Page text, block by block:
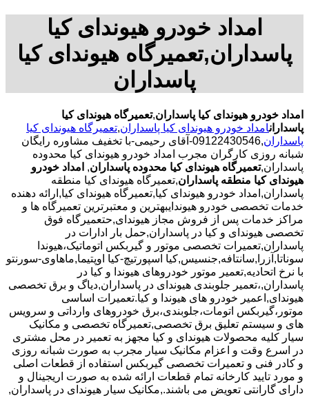
امداد خودرو هیوندای کیا
پاسداران,تعمیرگاه هیوندای کیا
پاسداران
امداد خودرو هیوندای کیا پاسداران,تعمیرگاه هیوندای کیا
پاسدارانامداد خودرو هیوندای کیا پاسداران,تعمیرگاه هیوندای کیا
پاسداران
,09122430546-آقای رحیمی-با تخفیف مشاوره رایگان
شبانه روزی کارگران مجرب امداد خودرو هیوندای کیا محدوده
پاسداران,تعمیرگاه هیوندای کیا محدوده پاسداران, امداد خودرو
هیوندای کیا منطقه پاسداران,تعمیرگاه هیوندای کیا منطقه
پاسداران,امداد خودرو هیوندای کیا,تعمیرگاه هیوندای کیا,ارائه دهنده
خدمات تخصصی خودرو هیوندایبهترین و معتبرترین تعمیرگاه ها و
مراکز خدمات پس از فروش مجاز هیوندای,حتعمیرگاه فوق
تخصصی هیوندای و کیا در پاسداران,حمل بار ادارات در
پاسداران,تعمیرات تخصصی موتور و گیربکس اتوماتیک،هیوندا
سوناتا,آزرا,سانتافه,جنسیس,کیا اسپورتیچ-کیا اوپتیما‌,ماهاوی-سورنتو
با نرخ اتحادیه,تعمیر موتور خودروهای هیوندا و کیا در
پاسداران,،تعمیر جلوبندی هیوندای در پاسداران,دیاگ و برق تخصصی
هیوندای,اعمیر خودرو های هیوندا و کیا.تعمیرات اساسی
موتور،گیربکس اتومات،جلوبندی،برق خودروهای وارداتی و سرویس
های و سیستم تعلیق برق تخصصی,تعمیرگاه تخصصی و مکانیک
سیار کلیه محصولات هیوندای و کیا مجهز به تعمیر در محل مشتری
در اسرع وقت و اعزام مکانیک سیار مجرب به صورت شبانه روزی
و کادر فنی و تعمیرات تخصصی گیربکس استفاده از قطعات اصلی
و مورد تایید کارخانه تمام قطعات ارائه شده به صورت اریجینال و
دارای گارانتی تعویض می باشند.,مکانیک سیار هیوندای در پاسداران,